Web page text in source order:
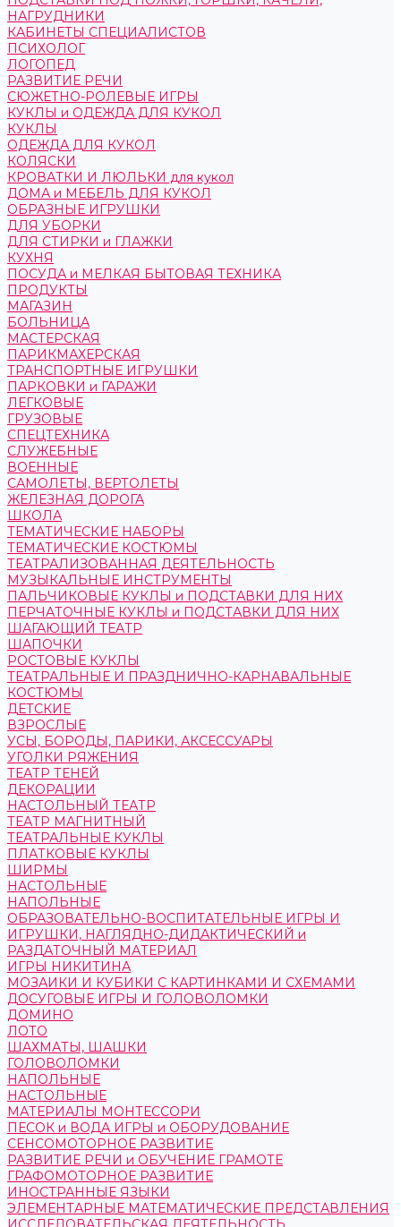
НАГРУДНИКИ
КАБИНЕТЫ СПЕЦИАЛИСТОВ
ПСИХОЛОГ
ЛОГОПЕД
РАЗВИТИЕ РЕЧИ
СЮЖЕТНО-РОЛЕВЫЕ ИГРЫ
КУКЛЫ и ОДЕЖДА ДЛЯ КУКОЛ
КУКЛЫ
ОДЕЖДА ДЛЯ КУКОЛ
КОЛЯСКИ
КРОВАТКИ И ЛЮЛЬКИ для кукол
ДОМА и МЕБЕЛЬ ДЛЯ КУКОЛ
ОБРАЗНЫЕ ИГРУШКИ
ДЛЯ УБОРКИ
ДЛЯ СТИРКИ и ГЛАЖКИ
КУХНЯ
ПОСУДА и МЕЛКАЯ БЫТОВАЯ ТЕХНИКА
ПРОДУКТЫ
МАГАЗИН
БОЛЬНИЦА
МАСТЕРСКАЯ
ПАРИКМАХЕРСКАЯ
ТРАНСПОРТНЫЕ ИГРУШКИ
ПАРКОВКИ и ГАРАЖИ
ЛЕГКОВЫЕ
ГРУЗОВЫЕ
СПЕЦТЕХНИКА
СЛУЖЕБНЫЕ
ВОЕННЫЕ
САМОЛЕТЫ, ВЕРТОЛЕТЫ
ЖЕЛЕЗНАЯ ДОРОГА
ШКОЛА
ТЕМАТИЧЕСКИЕ НАБОРЫ
ТЕМАТИЧЕСКИЕ КОСТЮМЫ
ТЕАТРАЛИЗОВАННАЯ ДЕЯТЕЛЬНОСТЬ
МУЗЫКАЛЬНЫЕ ИНСТРУМЕНТЫ
ПАЛЬЧИКОВЫЕ КУКЛЫ и ПОДСТАВКИ ДЛЯ НИХ
ПЕРЧАТОЧНЫЕ КУКЛЫ и ПОДСТАВКИ ДЛЯ НИХ
ШАГАЮЩИЙ ТЕАТР
ШАПОЧКИ
РОСТОВЫЕ КУКЛЫ
ТЕАТРАЛЬНЫЕ И ПРАЗДНИЧНО-КАРНАВАЛЬНЫЕ
КОСТЮМЫ
ДЕТСКИЕ
ВЗРОСЛЫЕ
УСЫ, БОРОДЫ, ПАРИКИ, АКСЕССУАРЫ
УГОЛКИ РЯЖЕНИЯ
ТЕАТР ТЕНЕЙ
ДЕКОРАЦИИ
НАСТОЛЬНЫЙ ТЕАТР
ТЕАТР МАГНИТНЫЙ
ТЕАТРАЛЬНЫЕ КУКЛЫ
ПЛАТКОВЫЕ КУКЛЫ
ШИРМЫ
НАСТОЛЬНЫЕ
НАПОЛЬНЫЕ
ОБРАЗОВАТЕЛЬНО-ВОСПИТАТЕЛЬНЫЕ ИГРЫ И
ИГРУШКИ, НАГЛЯДНО-ДИДАКТИЧЕСКИЙ и
РАЗДАТОЧНЫЙ МАТЕРИАЛ
ИГРЫ НИКИТИНА
МОЗАИКИ И КУБИКИ С КАРТИНКАМИ И СХЕМАМИ
ДОСУГОВЫЕ ИГРЫ И ГОЛОВОЛОМКИ
ДОМИНО
ЛОТО
ШАХМАТЫ, ШАШКИ
ГОЛОВОЛОМКИ
НАПОЛЬНЫЕ
НАСТОЛЬНЫЕ
МАТЕРИАЛЫ МОНТЕССОРИ
ПЕСОК и ВОДА ИГРЫ и ОБОРУДОВАНИЕ
СЕНСОМОТОРНОЕ РАЗВИТИЕ
РАЗВИТИЕ РЕЧИ и ОБУЧЕНИЕ ГРАМОТЕ
ГРАФОМОТОРНОЕ РАЗВИТИЕ
ИНОСТРАННЫЕ ЯЗЫКИ
ЭЛЕМЕНТАРНЫЕ МАТЕМАТИЧЕСКИЕ ПРЕДСТАВЛЕНИЯ